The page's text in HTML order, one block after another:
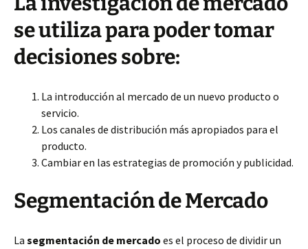
se utiliza para poder tomar
decisiones sobre:
La introducción al mercado de un nuevo producto o
servicio.
Los canales de distribución más apropiados para el
producto.
Cambiar en las estrategias de promoción y publicidad.
Segmentación de Mercado
La segmentación de mercado es el proceso de dividir un